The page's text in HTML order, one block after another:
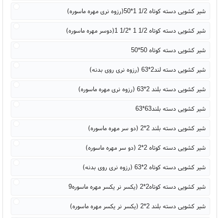
شیر کشویی دسته کوتاه 1/2 1*50(رزوه نری مهره ماسوره)
شیر کشویی دسته کوتاه 1/2 1 *1/2 1(دوسر مهره ماسوره)
شیر کشویی دسته کوتاه 50*50
شیر کشویی دسته لند2*63 (رزوه نری روی بدنه)
شیر کشویی دسته بلند 2*63 (رزوه نری مهره ماسوره)
شیر کشویی دسته بلند63*63
شیر کشویی دسته بلند 2*2 (دو سر مهره ماسوره)
شیر کشویی دسته کوتاه 2*2 (دو سر مهره ماسوره)
شیر کشویی دسته کوتاه 2*63 (رزوه نری روی بدنه)
شیر کشویی دسته کوتاه2*2 (یکسر نر یکسر مهره ماسوره9
شیر کشویی دسته بلند 2*2 (یکسر نر یکسر مهره ماسوره)